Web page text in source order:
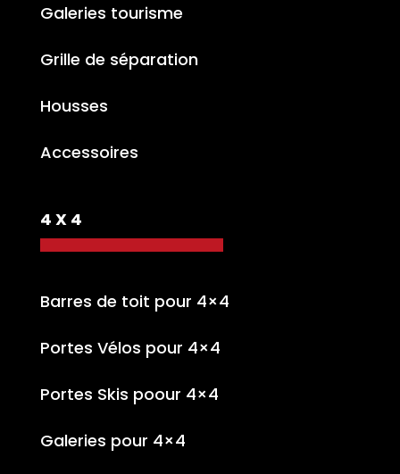
Galeries tourisme
Grille de séparation
Housses
Accessoires
4 X 4
Barres de toit pour 4×4
Portes Vélos pour 4×4
Portes Skis poour 4×4
Galeries pour 4×4